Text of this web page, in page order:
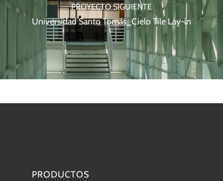
PROYECTO SIGUIENTE
Universidad Santo Tomás_Cielo Tile Lay-in
PRODUCTOS